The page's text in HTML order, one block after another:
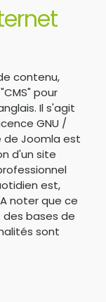
contenu,
pour
Il s'agit
GNU /
de Joomla est
d'un site
est,
noter que ce
des bases de
sont